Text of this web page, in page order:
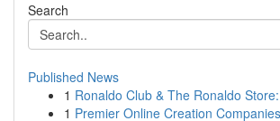
Search
Published News
1 Ronaldo Club & The Ronaldo
1 Premier Online Creation